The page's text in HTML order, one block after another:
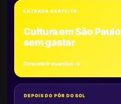
ENTRADA GRATUITA
Cultura em São Paulo
sem gastar
Descobrir eventos
DEPOIS DO PÔR DO SOL